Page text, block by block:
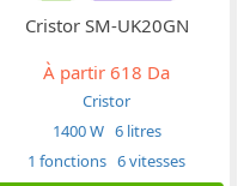
Cristor SM-UK20GN
À partir 618 Da
Cristor
1400 W 6 litres
1 fonctions 6 vitesses